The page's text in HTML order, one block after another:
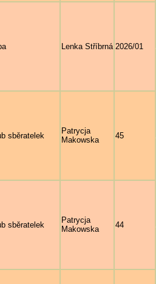
Lenka Stříbrná 2026/01
sběratelek
Patrycja
Makowska
45
sběratelek
Patrycja
Makowska
44